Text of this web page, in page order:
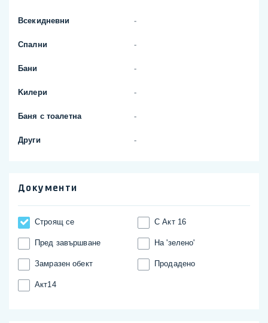
Всекидневни -
Спални -
Бани -
Kилери -
Баня с тоалетна -
Други -
Документи
Строящ се С Акт 16
Пред завършване На 'зелено'
Замразен обект Продадено
Акт14